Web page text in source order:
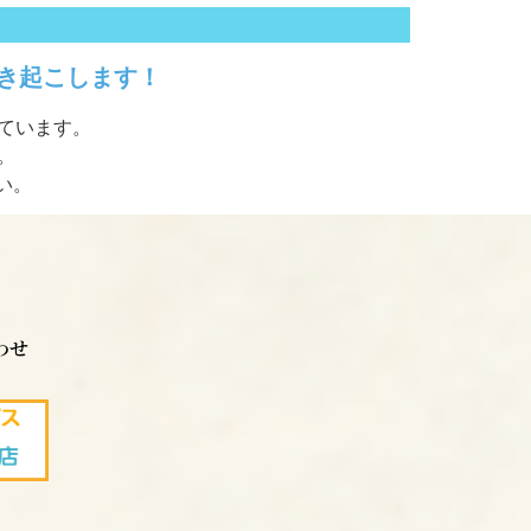
起こします！
います。
せ